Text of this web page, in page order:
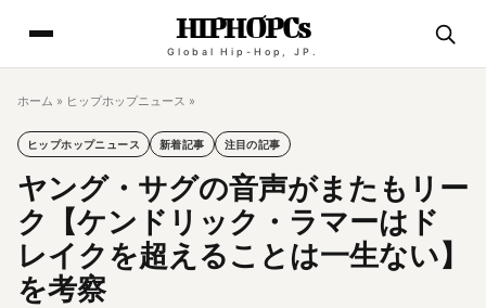
HIPHOPCs
Global Hip-Hop, JP.
ホーム » ヒップホップニュース »
ヒップホップニュース 新着記事 注目の記事
ヤング・サグの音声がまたもリー
ク【ケンドリック・ラマーはド
レイクを超えることは一生ない】
を考察